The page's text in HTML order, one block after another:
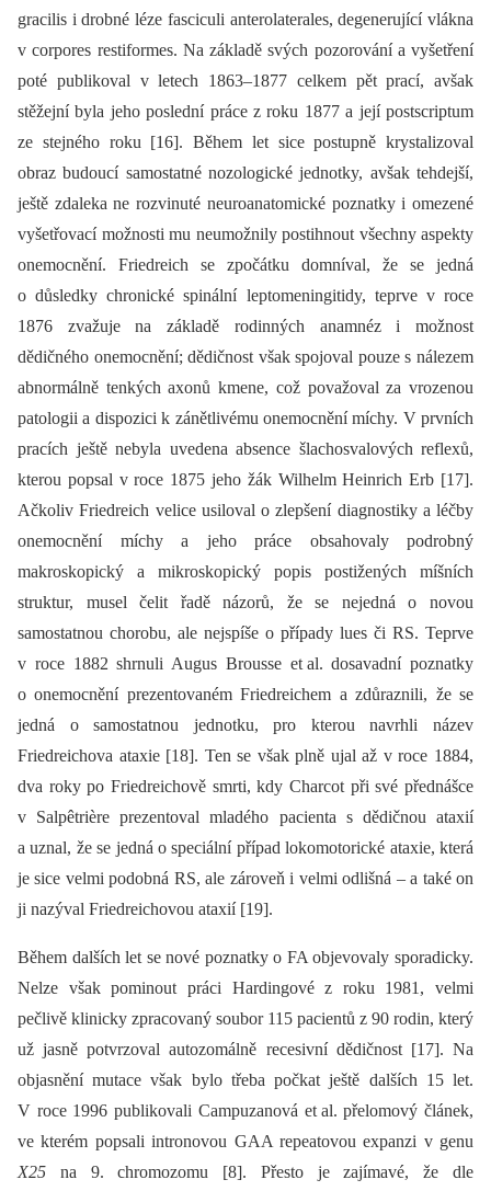
gracilis i drobné léze fasciculi anterolaterales, degenerující vlákna
v corpores restiformes. Na základě svých pozorování a vyšetření
poté publikoval v letech 1863–1877 celkem pět prací, avšak
stěžejní byla jeho poslední práce z roku 1877 a její postscriptum
ze stejného roku [16]. Během let sice postupně krystalizoval
obraz budoucí samostatné nozologické jednotky, avšak tehdejší,
ještě zdaleka ne rozvinuté neuroanatomické poznatky i omezené
vyšetřovací možnosti mu neumožnily postihnout všechny aspekty
onemocnění. Friedreich se zpočátku domníval, že se jedná
o důsledky chronické spinální leptomeningitidy, teprve v roce
1876 zvažuje na základě rodinných anamnéz i možnost
dědičného onemocnění; dědičnost však spojoval pouze s nálezem
abnormálně tenkých axonů kmene, což považoval za vrozenou
patologii a dispozici k zánětlivému onemocnění míchy. V prvních
pracích ještě nebyla uvedena absence šlachosvalových reflexů,
kterou popsal v roce 1875 jeho žák Wilhelm Heinrich Erb [17].
Ačkoliv Friedreich velice usiloval o zlepšení diagnostiky a léčby
onemocnění míchy a jeho práce obsahovaly podrobný
makroskopický a mikroskopický popis postižených míšních
struktur, musel čelit řadě názorů, že se nejedná o novou
samostatnou chorobu, ale nejspíše o případy lues či RS. Teprve
v roce 1882 shrnuli Augus Brousse et al. dosavadní poznatky
o onemocnění prezentovaném Friedreichem a zdůraznili, že se
jedná o samostatnou jednotku, pro kterou navrhli název
Friedreichova ataxie [18]. Ten se však plně ujal až v roce 1884,
dva roky po Friedreichově smrti, kdy Charcot při své přednášce
v Salpêtrière prezentoval mladého pacienta s dědičnou ataxií
a uznal, že se jedná o speciální případ lokomotorické ataxie, která
je sice velmi podobná RS, ale zároveň i velmi odlišná –⁠ a také on
ji nazýval Friedreichovou ataxií [19].
Během dalších let se nové poznatky o FA objevovaly sporadicky.
Nelze však pominout práci Hardingové z roku 1981, velmi
pečlivě klinicky zpracovaný soubor 115 pacientů z 90 rodin, který
už jasně potvrzoval autozomálně recesivní dědičnost [17]. Na
objasnění mutace však bylo třeba počkat ještě dalších 15 let.
V roce 1996 publikovali Campuzanová et al. přelomový článek,
ve kterém popsali intronovou GAA repeatovou expanzi v genu
X25 na 9. chromozomu [8]. Přesto je zajímavé, že dle